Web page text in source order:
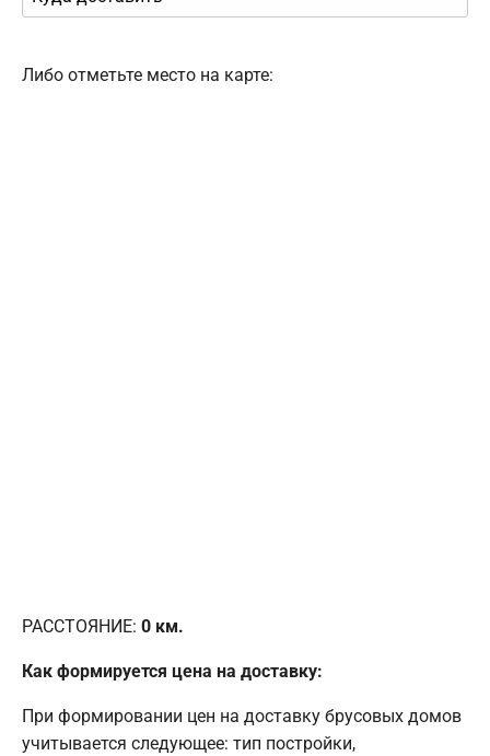
Либо отметьте место на карте:
РАССТОЯНИЕ: 0 км.
Как формируется цена на доставку:
При формировании цен на доставку брусовых домов
учитывается следующее: тип постройки,